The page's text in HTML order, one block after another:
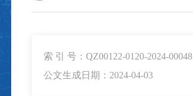
索 引 号：QZ00122-0120-2024-00048
公文生成日期：2024-04-03